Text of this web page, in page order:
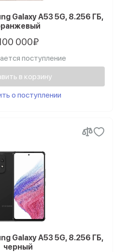
Galaxy A53 5G, 8.256 ГБ,
000₽
поступление
в корзину
о поступлении
Galaxy A53 5G, 8.256 ГБ,
черный